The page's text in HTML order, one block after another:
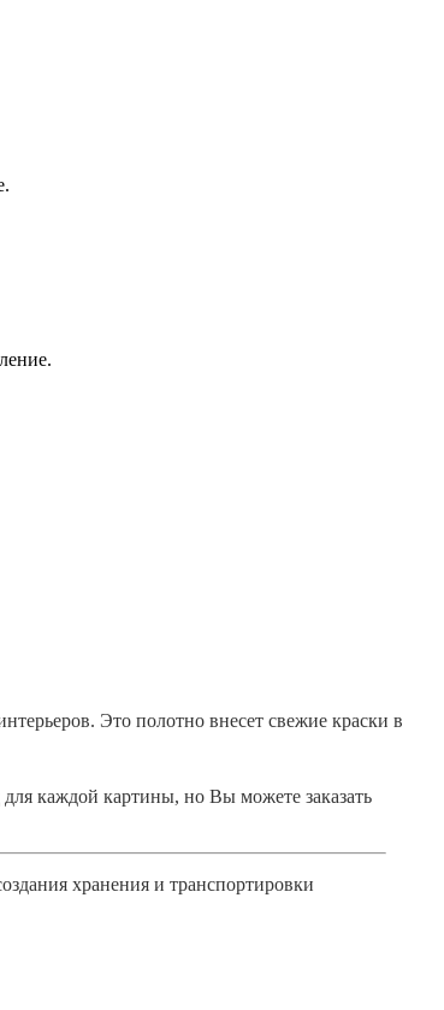
Это полотно внесет свежие краски в
каждой картины, но Вы можете заказать
хранения и транспортировки